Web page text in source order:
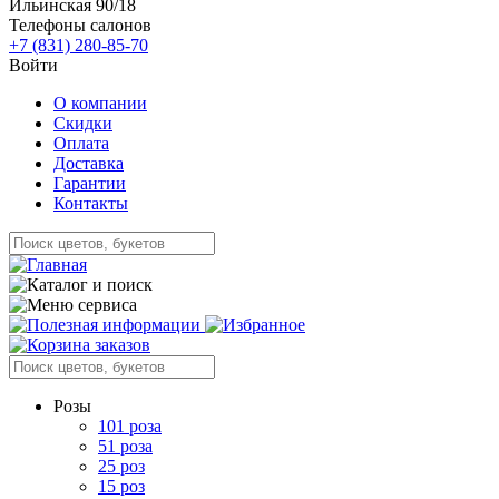
Ильинская 90/18
Телефоны салонов
+7 (831) 280-85-70
Войти
О компании
Скидки
Оплата
Доставка
Гарантии
Контакты
Розы
101 роза
51 роза
25 роз
15 роз